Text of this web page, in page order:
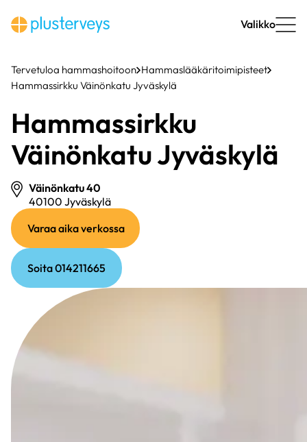
sisältöön
Valikko
Tervetuloa hammashoitoon Hammaslääkäritoimipisteet
Hammassirkku Väinönkatu Jyväskylä
Hammassirkku
Väinönkatu Jyväskylä
Väinönkatu 40
40100 Jyväskylä
linkki)
Varaa aika verkossa(ulkoinen
linkki)
Soita 014211665